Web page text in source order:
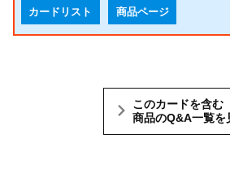
カードリスト 商品ページ
このカードを含む
商品のQ&A一覧を